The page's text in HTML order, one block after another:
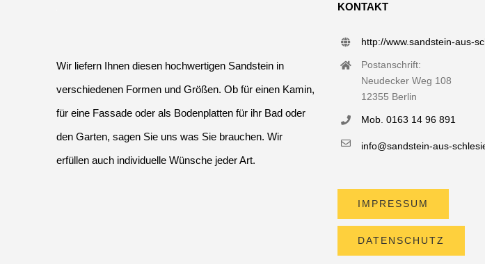
Wir liefern Ihnen diesen hochwertigen Sandstein in
verschiedenen Formen und Größen. Ob für einen Kamin,
KONTAKT
http://www.sandstein-aus-
Postanschrift:
Neudecker Weg 108
12355 Berlin
Mob. 0163 14 96 891
info@sandstein-aus-
IMPRESSUM
DATENSCHUTZ